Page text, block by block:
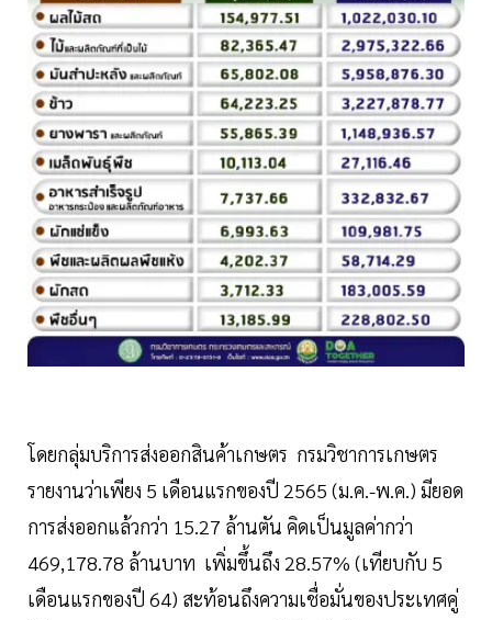
โดยกลุ่มบริการส่งออกสินค้าเกษตร กรมวิชาการเกษตร
รายงานว่าเพียง 5 เดือนแรกของปี 2565 (ม.ค.-พ.ค.) มียอด
การส่งออกแล้วกว่า 15.27 ล้านตัน คิดเป็นมูลค่ากว่า
469,178.78 ล้านบาท เพิ่มขึ้นถึง 28.57% (เทียบกับ 5
เดือนแรกของปี 64) สะท้อนถึงความเชื่อมั่นของประเทศคู่